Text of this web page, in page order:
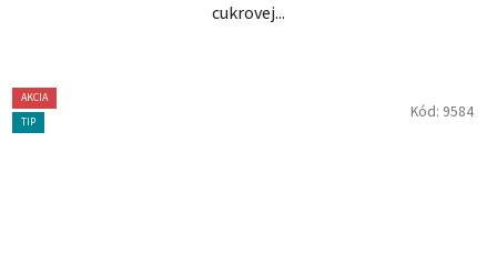
cukrovej...
AKCIA
TIP
Kód: 9584